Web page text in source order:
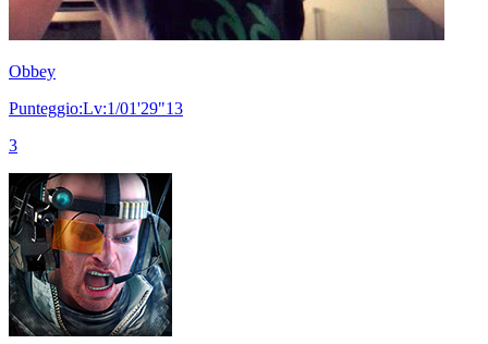
Obbey
Punteggio:Lv:1/01'29"13
3